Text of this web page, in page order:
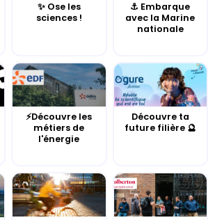
✨ Ose les
sciences !
⚓️ Embarque
avec la Marine
nationale
⚡Découvre les
métiers de
l'énergie
Découvre ta
future filière 🔮